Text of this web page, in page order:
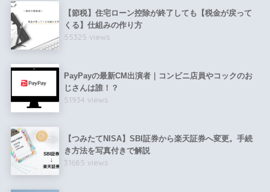
【節税】住宅ローン控除が終了しても【税金が戻って
くる】仕組みの作り方
55325 views
PayPayの最新CM出演者｜コンビニ店員やコックのお
じさんは誰！？
51934 views
【つみたてNISA】SBI証券から楽天証券へ変更。手続
き方法を写真付きで解説
31685 views